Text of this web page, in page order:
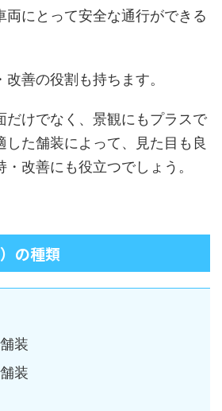
両にとって安全な通行ができる
善の役割も持ちます。
だけでなく、景観にもプラスで
した舗装によって、見た目も良
改善にも役立つでしょう。
の種類
装
装